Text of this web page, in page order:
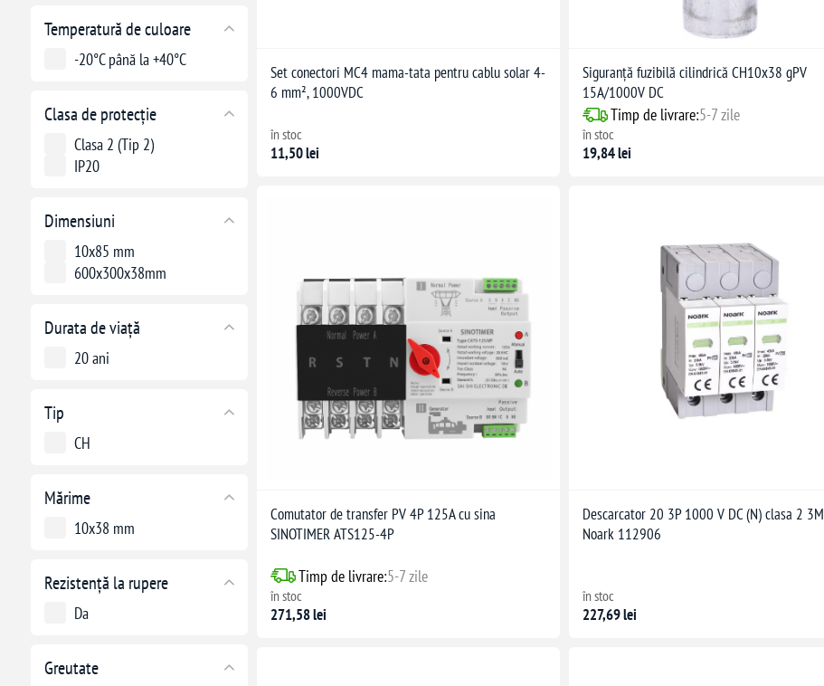
Temperatură de culoare
-20°C până la +40°C
Clasa de protecție
Clasa 2 (Tip 2)
IP20
Dimensiuni
10x85 mm
600x300x38mm
Durata de viață
20 ani
Tip
CH
Mărime
10x38 mm
Rezistență la rupere
Da
Greutate
Set conectori MC4 mama-tata pentru cablu solar 4-
6 mm², 1000VDC
în stoc
11,50 lei
Siguranță fuzibilă cilindrică CH10x38 gPV
15A/1000V DC
Timp de livrare:5-7 zile
în stoc
19,84 lei
Comutator de transfer PV 4P 125A cu sina
SINOTIMER ATS125-4P
Timp de livrare:5-7 zile
în stoc
271,58 lei
Descarcator 20 3P 1000 V DC (N) clasa 2 3M
Noark 112906
în stoc
227,69 lei